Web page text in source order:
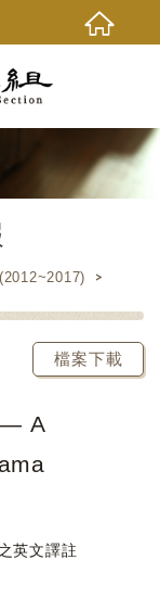
檔案下載
A
英文譯註